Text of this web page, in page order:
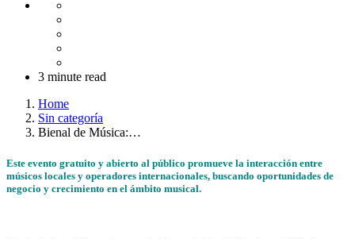
3 minute read
Home
Sin categoría
Bienal de Música:…
Este evento gratuito y abierto al público promueve la interacción entre
músicos locales y operadores internacionales, buscando oportunidades de
negocio y crecimiento en el ámbito musical.